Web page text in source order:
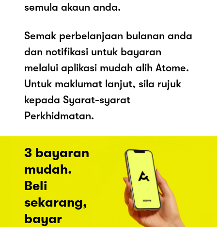
semula akaun anda.
Semak perbelanjaan bulanan anda
dan notifikasi untuk bayaran
melalui aplikasi mudah alih Atome.
Untuk maklumat lanjut, sila rujuk
kepada Syarat-syarat
Perkhidmatan.
3 bayaran
mudah.
Beli
sekarang,
bayar